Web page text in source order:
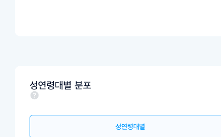
성연령대별 분포
성연령대별